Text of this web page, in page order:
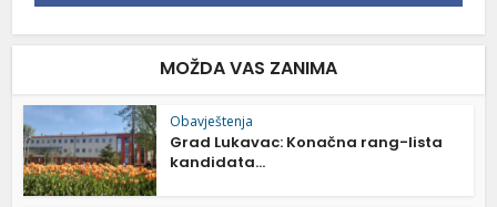
MOŽDA VAS ZANIMA
Obavještenja
Grad Lukavac: Konačna rang-lista
kandidata...